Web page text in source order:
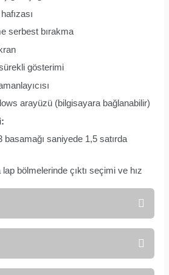
serbest bırakma
gösterimi
arayüzü (bilgisayara bağlanabilir)
basamağı saniyede 1,5 satırda
bölmelerinde çıktı seçimi ve hız